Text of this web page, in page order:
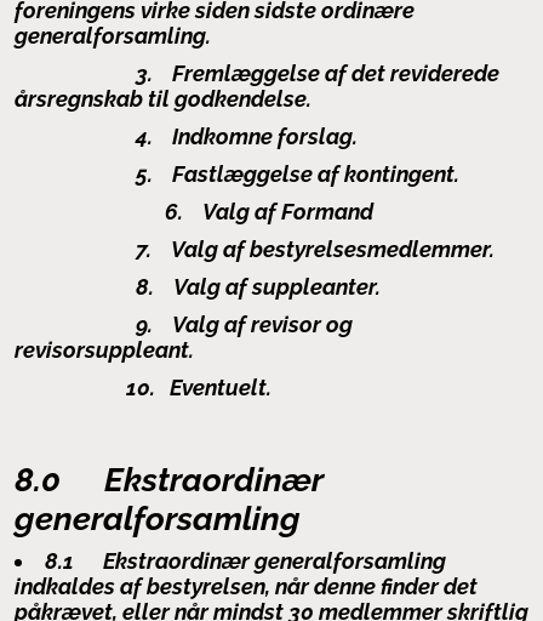
foreningens virke siden sidste ordinære
generalforsamling.
3.
Fremlæggelse af det reviderede
årsregnskab til godkendelse.
4.
Indkomne forslag.
5.
Fastlæggelse af kontingent.
6.
Valg af Formand
7.
Valg af bestyrelsesmedlemmer.
8.
Valg af suppleanter.
9.
Valg af revisor og
revisorsuppleant.
10.
Eventuelt.
8.0 Ekstraordinær
generalforsamling
8.1
Ekstraordinær generalforsamling
indkaldes af bestyrelsen, når denne finder det
påkrævet, eller når mindst 30 medlemmer skriftlig